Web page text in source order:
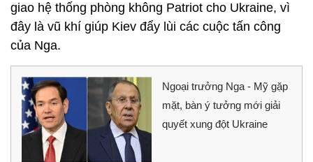
giao hệ thống phòng không Patriot cho Ukraine, vì
đây là vũ khí giúp Kiev đẩy lùi các cuộc tấn công
của Nga.
Ngoại trưởng Nga - Mỹ gặp
mặt, bàn ý tưởng mới giải
quyết xung đột Ukraine